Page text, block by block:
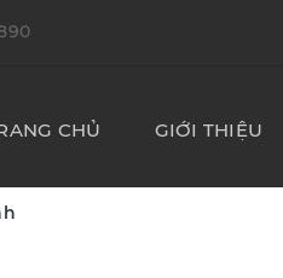
CHỦ GIỚI THIỆU